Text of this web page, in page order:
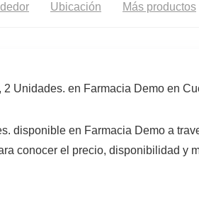
Ubicación Más productos
Unidades. en Farmacia Demo en
disponible en Farmacia Demo a
conocer el precio, disponibilidad y